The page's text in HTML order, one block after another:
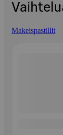
Makeispastillit